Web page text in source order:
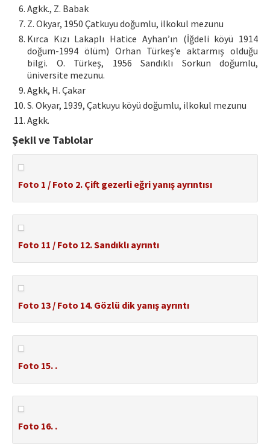
Agkk., Z. Babak
Z. Okyar, 1950 Çatkuyu doğumlu, ilkokul mezunu
Kırca Kızı Lakaplı Hatice Ayhan’ın (İğdeli köyü 1914
doğum-1994 ölüm) Orhan Türkeş’e aktarmış olduğu
bilgi. O. Türkeş, 1956 Sandıklı Sorkun doğumlu,
üniversite mezunu.
Agkk, H. Çakar
S. Okyar, 1939, Çatkuyu köyü doğumlu, ilkokul mezunu
Agkk.
Şekil ve Tablolar
Foto 1 / Foto 2. Çift gezerli eğri yanış ayrıntısı
Foto 11 / Foto 12. Sandıklı ayrıntı
Foto 13 / Foto 14. Gözlü dik yanış ayrıntı
Foto 15. .
Foto 16. .